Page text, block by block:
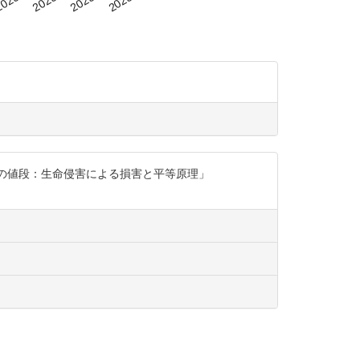
段：生命侵害による損害と平等原理」